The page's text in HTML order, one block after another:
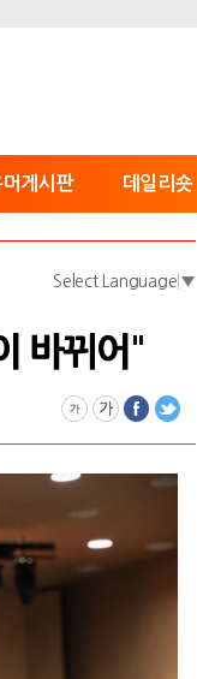
머게시판 데일리숏
Select Language ▼
바뀌어"